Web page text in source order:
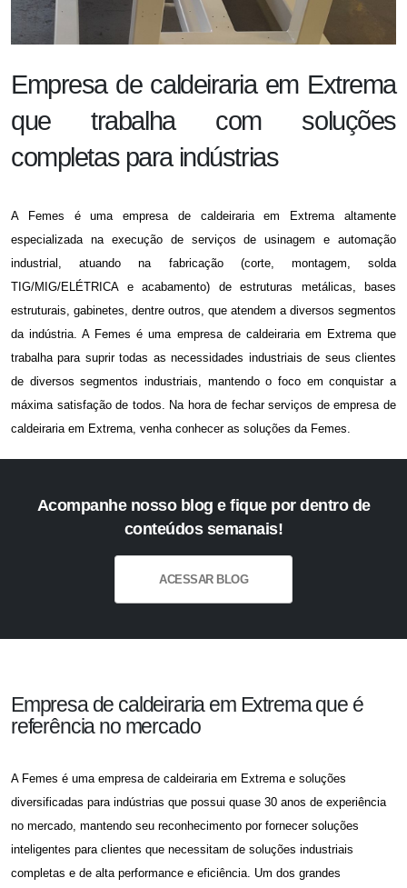
Empresa de caldeiraria em Extrema
que trabalha com soluções
completas para indústrias
A Femes é umaempresa de caldeiraria em Extremaaltamente
especializada na execução de serviços de usinagem e automação
industrial, atuando na fabricação (corte, montagem, solda
TIG/MIG/ELÉTRICA e acabamento) de estruturas metálicas, bases
estruturais, gabinetes, dentre outros, que atendem a diversos segmentos
da indústria. A Femes é uma empresa de caldeiraria em Extremaque
trabalha para suprir todas as necessidades industriais de seus clientes
de diversos segmentos industriais, mantendo o foco em conquistar a
máxima satisfação de todos. Na hora de fechar serviços deempresa de
caldeiraria em Extrema, venha conhecer as soluções da Femes.
Acompanhe nosso blog e fique por dentro de
conteúdos semanais!
ACESSAR BLOG
Empresa de caldeiraria em Extrema que é
referência no mercado
A Femes é uma empresa de caldeiraria em Extrema e soluções
diversificadas para indústrias que possui quase 30 anos de experiência
no mercado, mantendo seu reconhecimento por fornecer soluções
inteligentes para clientes que necessitam de soluções industriais
completas e de alta performance e eficiência. Um dos grandes